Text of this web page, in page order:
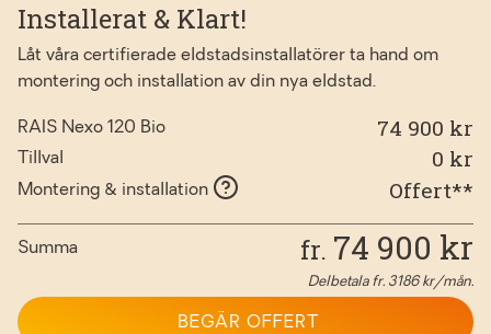
Installerat & Klart!
Låt våra certifierade eldstadsinstallatörer ta hand om
montering och installation av din nya eldstad.
RAIS Nexo 120 Bio 74 900 kr
Tillval 0 kr
Montering & installation Offert**
Summa fr. 74 900 kr
Delbetala fr. 3186kr/mån.
BEGÄR OFFERT